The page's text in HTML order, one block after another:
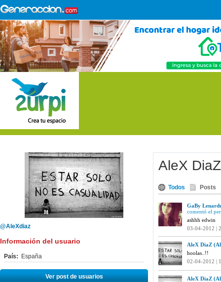
@AleXdiaz
Información del usuario
País: España
Ver post de usuarios
AleX DiaZ
Todos Posts
GaBy
comentó el
ashhh edwin
03-04-2012 |
AleX DiaZ
hoolas..!!
02-04-2012 |
AleX DiaZ